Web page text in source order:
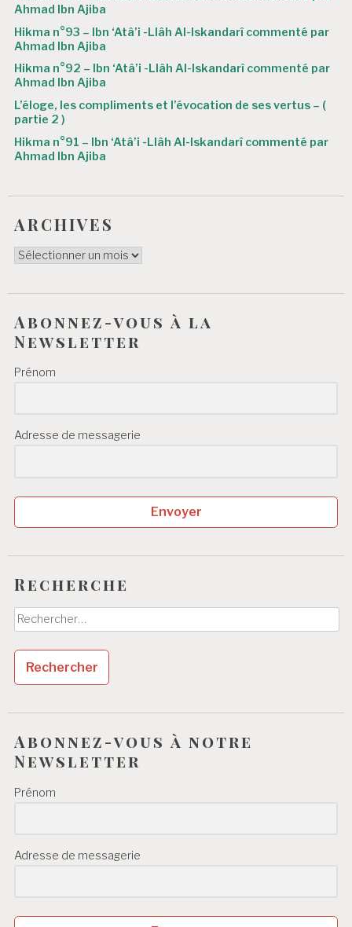
n
d
e
s
a
r
t
i
c
l
e
s
Ahmad Ibn Ajiba
Hikma n°93 – Ibn ‘Atâ’i -Llâh Al-Iskandarî commenté par
Ahmad Ibn Ajiba
Hikma n°92 – Ibn ‘Atâ’i -Llâh Al-Iskandarî commenté par
Ahmad Ibn Ajiba
L’éloge, les compliments et l’évocation de ses vertus – (
partie 2 )
Hikma n°91 – Ibn ‘Atâ’i -Llâh Al-Iskandarî commenté par
Ahmad Ibn Ajiba
ARCHIVES
ARCHIVES
Abonnez-vous à la
Newsletter
Prénom
Adresse de messagerie
Envoyer
Recherche
Rechercher :
Abonnez-vous à notre
Newsletter
Prénom
Adresse de messagerie